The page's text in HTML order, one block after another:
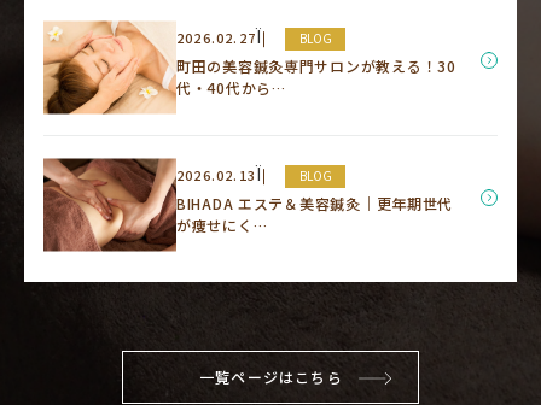
2026.02.27Ï BLOG
町田の美容鍼灸専門サロンが教える！30
代・40代から…
2026.02.13Ï BLOG
BIHADA エステ＆美容鍼灸｜更年期世代
が痩せにく…
一覧ページはこちら